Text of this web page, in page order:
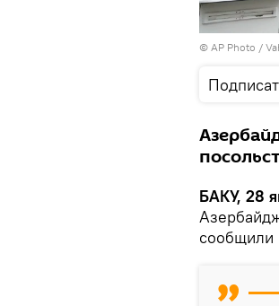
© AP Photo /
БАКУ, 28